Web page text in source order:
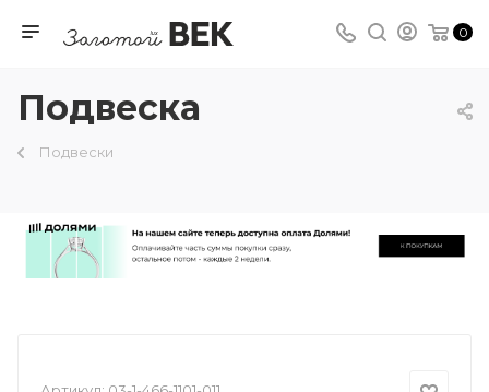
0
Подвеска
Подвески